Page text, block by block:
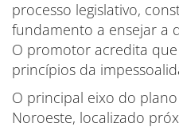
processo legislativo,
fundamento a ensejar a
O promotor acredita
princípios da
O principal eixo do
Noroeste, localizado